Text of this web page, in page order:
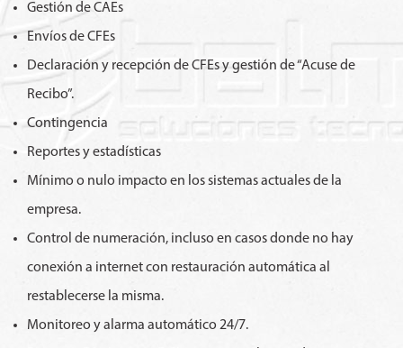
Gestión de CAEs
Envíos de CFEs
Declaración y recepción de CFEs y gestión de “Acuse de
Recibo”.
Contingencia
Reportes y estadísticas
Mínimo o nulo impacto en los sistemas actuales de la
empresa.
Control de numeración, incluso en casos donde no hay
conexión a internet con restauración automática al
restablecerse la misma.
Monitoreo y alarma automático 24/7.